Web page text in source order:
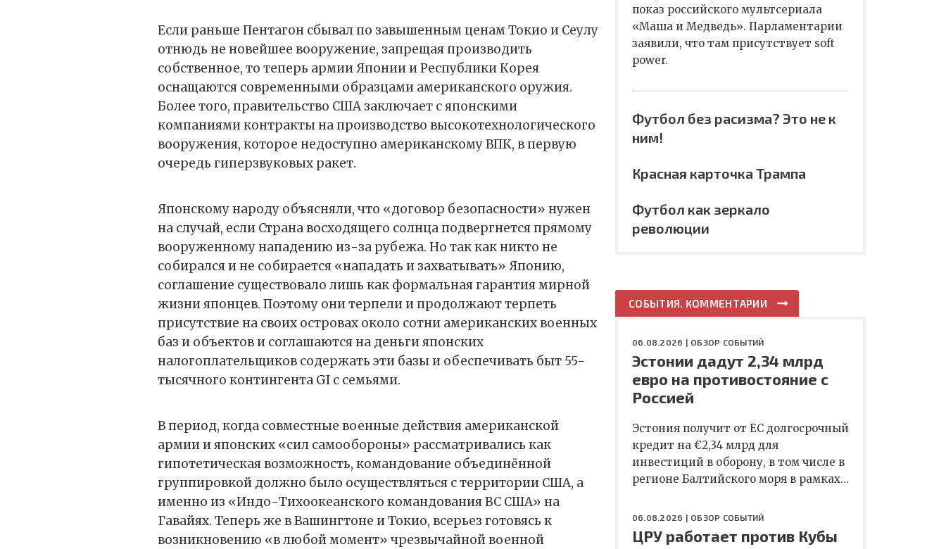
Если раньше Пентагон сбывал по завышенным ценам Токио и Сеулу
отнюдь не новейшее вооружение, запрещая производить
собственное, то теперь армии Японии и Республики Корея
оснащаются современными образцами американского оружия.
Более того, правительство США заключает с японскими
компаниями контракты на производство высокотехнологического
вооружения, которое недоступно американскому ВПК, в первую
очередь гиперзвуковых ракет.
Японскому народу объясняли, что «договор безопасности» нужен
на случай, если Страна восходящего солнца подвергнется прямому
вооруженному нападению из-за рубежа. Но так как никто не
собирался и не собирается «нападать и захватывать» Японию,
соглашение существовало лишь как формальная гарантия мирной
жизни японцев. Поэтому они терпели и продолжают терпеть
присутствие на своих островах около сотни американских военных
баз и объектов и соглашаются на деньги японских
налогоплательщиков содержать эти базы и обеспечивать быт 55-
тысячного контингента GI c семьями.
В период, когда совместные военные действия американской
армии и японских «сил самообороны» рассматривались как
гипотетическая возможность, командование объединённой
группировкой должно было осуществляться с территории США, а
именно из «Индо-Тихоокеанского командования ВС США» на
Гавайях. Теперь же в Вашингтоне и Токио, всерьез готовясь к
возникновению «в любой момент» чрезвычайной военной
показ российского мультсериала
«Маша и Медведь». Парламентарии
заявили, что там присутствует soft
power.
Футбол без расизма? Это не к
ним!
Красная карточка Трампа
Футбол как зеркало
революции
СОБЫТИЯ. КОММЕНТАРИИ
06.08.2026 | ОБЗОР СОБЫТИЙ
Эстонии дадут 2,34 млрд
евро на противостояние с
Россией
Эстония получит от ЕС долгосрочный
кредит на €2,34 млрд для
инвестиций в оборону, в том числе в
регионе Балтийского моря в рамках…
06.08.2026 | ОБЗОР СОБЫТИЙ
ЦРУ работает против Кубы